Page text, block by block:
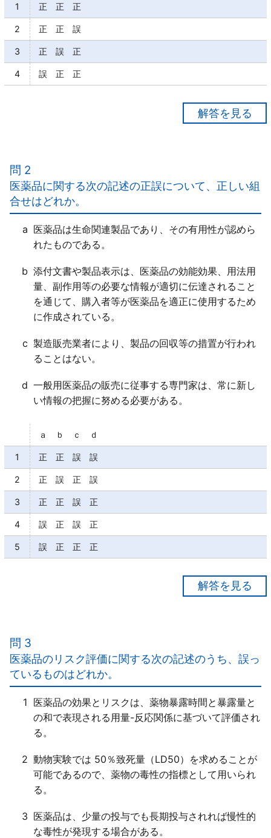
1 正 正 正
2 正 正 誤
3 正 誤 正
4 誤 正 正
ｂ○
ｃ○
問 2
医薬品に関する次の記述の正誤について、正しい組
合せはどれか。
a 医薬品は生命関連製品であり、その有用性が認めら
れたものである。
b 添付文書や製品表示は、医薬品の効能効果、用法用
量、副作用等の必要な情報が適切に伝達されること
を通じて、購入者等が医薬品を適正に使用するため
に作成されている。
c 製造販売業者により、製品の回収等の措置が行われ
ることはない。
d 一般用医薬品の販売に従事する専門家は、常に新し
い情報の把握に努める必要がある。
ａ ｂ ｃ ｄ
1 正 正 誤 誤
2 正 誤 正 誤
3 正 正 誤 正
4 誤 正 誤 正
5 誤 正 正 正
ｂ○
ｃ×
製造販売業者による製品回収等の措置がなされること
も「ある」。
ｄ○
問 3
医薬品のリスク評価に関する次の記述のうち、誤っ
ているものはどれか。
1 医薬品の効果とリスクは、薬物暴露時間と暴露量と
の和で表現される用量-反応関係に基づいて評価され
る。
2 動物実験では 50％致死量（LD50）を求めることが
可能であるので、薬物の毒性の指標として用いられ
る。
3 医薬品は、少量の投与でも長期投与されれば慢性的
な毒性が発現する場合がある。